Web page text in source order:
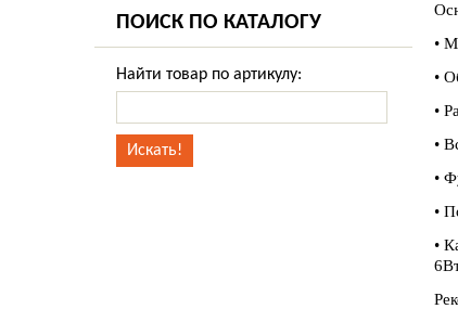
•
•
•
•
•
•
•
ПОИСК ПО КАТАЛОГУ
Найти товар по артикулу: